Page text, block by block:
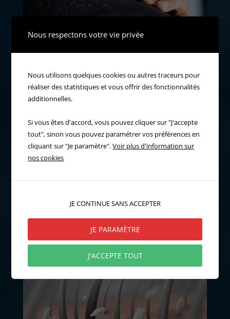
Nous respectons votre vie privée
Nous utilisons quelques cookies ou autres traceurs pour
réaliser des statistiques et vous offrir des fonctionnalités
additionnelles.
Si vous êtes d'accord, vous pouvez cliquer sur "J'accepte
tout", sinon vous pouvez paramétrer vos préférences en
cliquant sur "Je paramètre".Voir plus d'information sur
nos cookies
JE PARAMÈTRE
JE CONTINUE SANS ACCEPTER
J'ACCEPTE TOUT